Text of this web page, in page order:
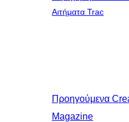
Αιτήματα Trac
Προηγούμενα
Magazine